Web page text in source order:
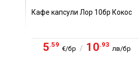
Кафе капсули Лор 10бр Кокос
5.59
€/бр / 10.93
лв/бр